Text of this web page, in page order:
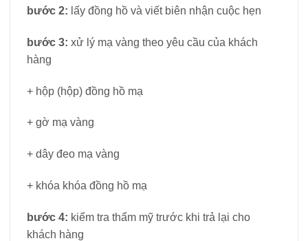
bước 2: lấy đồng hồ và viết biên nhận cuộc hẹn
bước 3: xử lý mạ vàng theo yêu cầu của khách
hàng
+ hộp (hộp) đồng hồ mạ
+ gờ mạ vàng
+ dây đeo mạ vàng
+ khóa khóa đồng hồ mạ
bước 4: kiểm tra thẩm mỹ trước khi trả lại cho
khách hàng